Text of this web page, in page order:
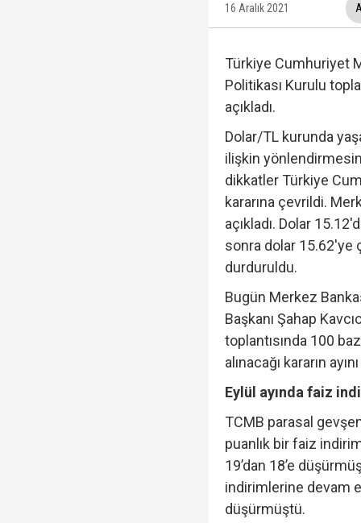
Hangi suçlar
Devlet Bahçeli'den
Trabzonspor, KAP'a
İzmir Büyükşehir
16 Aralık 2021
Türkiye Cumhuriyet
Politikası Kurulu
açıkladı.
Dolar/TL kurunda
ilişkin
dikkatler Türkiye
kararına çevrildi.
açıkladı. Dolar
sonra dolar 15.62'ye
durduruldu.
Bugün Merkez
Başkanı Şahap
toplantısında 100
alınacağı kararın
Eylül ayında faiz
TCMB parasal
puanlık bir faiz
19’dan 18’e
indirimlerine devam
düşürmüştü.